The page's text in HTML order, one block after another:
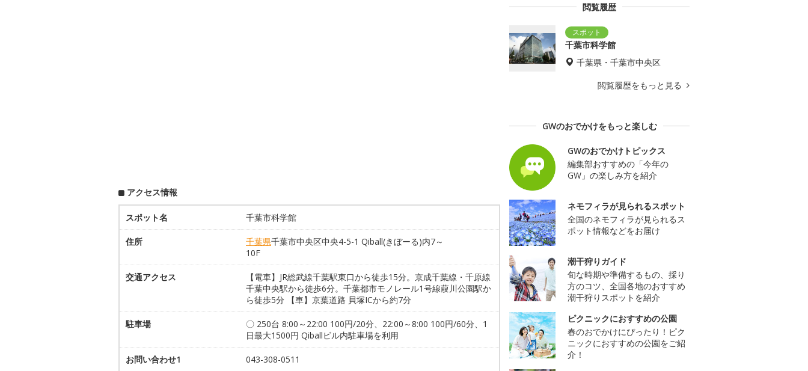
アクセス情報
スポット名 千葉市科学館
住所 千葉県千葉市中央区中央4-5-1 Qiball(きぼーる)内7～
10F
交通アクセス
【電車】JR総武線千葉駅東口から徒歩15分。京成千葉線・千原線
千葉中央駅から徒歩6分。千葉都市モノレール1号線葭川公園駅か
ら徒歩5分 【車】京葉道路 貝塚ICから約7分
駐車場
〇 250台 8:00～22:00 100円/20分、22:00～8:00 100円/60分、1
日最大1500円 Qiballビル内駐車場を利用
お問い合わせ1 043-308-0511
閲覧履歴
千葉市科学館
千葉県・千葉市中央区
閲覧履歴をもっと見る
GWのおでかけをもっと楽しむ
GWのおでかけトピックス
編集部おすすめの「今年の
GW」の楽しみ方を紹介
ネモフィラが見られるスポット
全国のネモフィラが見られるス
ポット情報などをお届け
潮干狩りガイド
旬な時期や準備するもの、採り
方のコツ、全国各地のおすすめ
潮干狩りスポットを紹介
ピクニックにおすすめの公園
春のおでかけにぴったり！ピク
ニックにおすすめの公園をご紹
介！